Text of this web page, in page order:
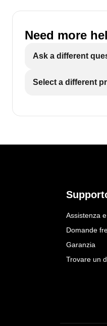
Need more
Ask a different
Select a different
Assistenza
Domande
Garanzia
Trovare un